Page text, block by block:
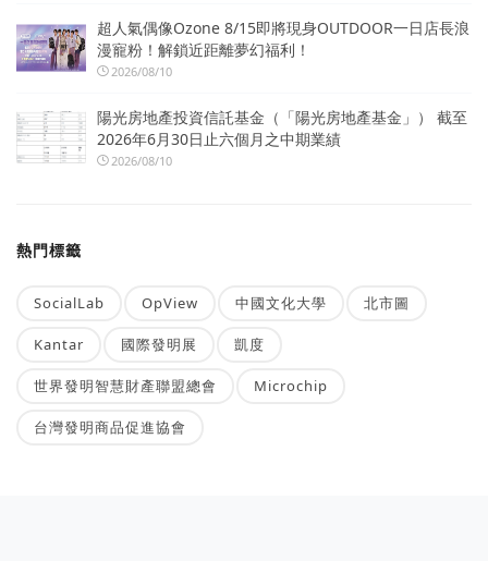
超人氣偶像Ozone 8/15即將現身OUTDOOR一日店長浪
漫寵粉！解鎖近距離夢幻福利！
2026/08/10
陽光房地產投資信託基金（「陽光房地產基金」） 截至
2026年6月30日止六個月之中期業績
2026/08/10
熱門標籤
SocialLab OpView 中國文化大學 北市圖
Kantar 國際發明展 凱度
世界發明智慧財產聯盟總會 Microchip
台灣發明商品促進協會